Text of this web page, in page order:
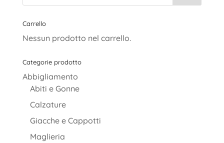
Carrello
Nessun prodotto nel carrello.
Categorie prodotto
Abbigliamento
Abiti e Gonne
Calzature
Giacche e Cappotti
Maglieria